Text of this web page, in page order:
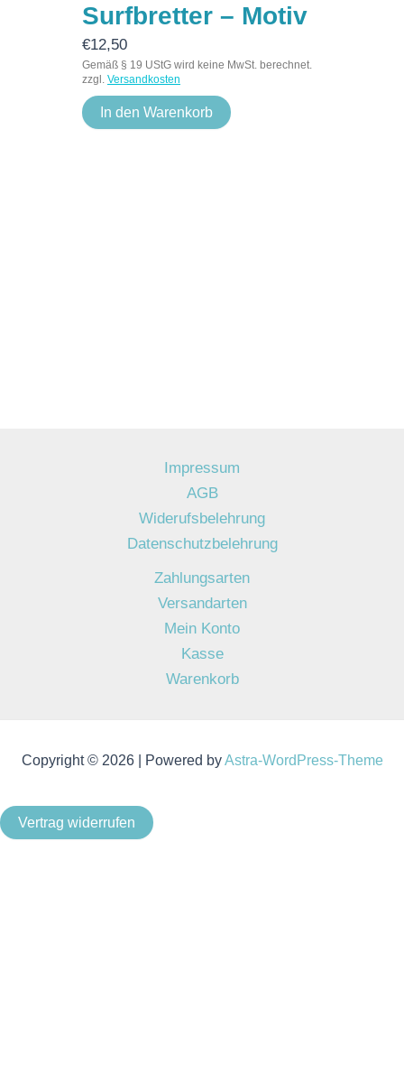
Surfbretter – Motiv
€12,50
Gemäß § 19 UStG wird keine MwSt. berechnet.
zzgl. Versandkosten
In den Warenkorb
Impressum
AGB
Widerufsbelehrung
Datenschutzbelehrung
Zahlungsarten
Versandarten
Mein Konto
Kasse
Warenkorb
Copyright © 2026 | Powered byAstra-WordPress-Theme
Vertrag widerrufen